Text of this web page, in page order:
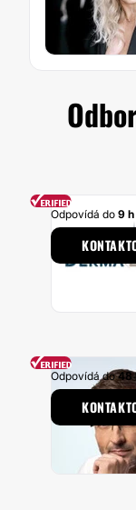
Odpovídá do 9 h
Odpovídá do48